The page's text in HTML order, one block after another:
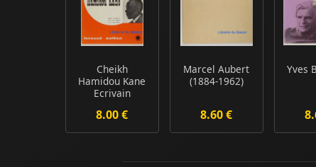
Cheikh
Hamidou Kane
Ecrivain
8.00 €
Marcel Aubert
(1884-1962)
8.60 €
Yves